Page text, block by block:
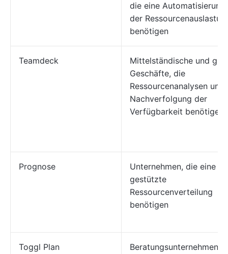
die eine Automatisierung
der
benötigen
Teamdeck
Mittelständische und
Geschäfte, die
Ressourcenanalysen und
Nachverfolgung der
Verfügbarkeit benötigen
Prognose
Unternehmen, die eine
gestützte
Ressourcenverteilung
benötigen
Toggl Plan
Beratungsunternehmen